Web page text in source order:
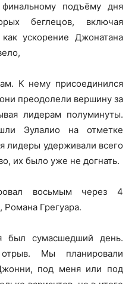
подъёму дня
беглецов, включая
ускорение Джонатана
К нему присоединился
преодолели вершину за
лидерам полуминуты.
Эулалио на отметке
лидеры удерживали всего
их было уже не догнать.
восьмым через 4
Романа Грегуара.
был сумасшедший день.
Мы планировали
под меня или под